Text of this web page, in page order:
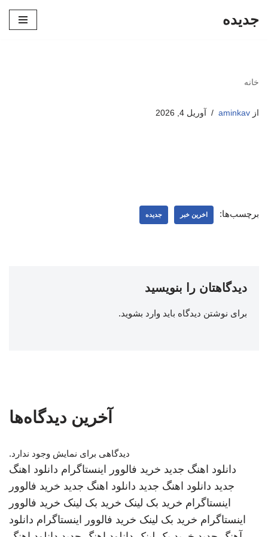
جدیده
خانه
از aminkav آوریل 4, 2026
برچسب‌ها: اخرین خبر جدیده
دیدگاهتان را بنویسید
برای نوشتن دیدگاه باید وارد بشوید.
آخرین دیدگاه‌ها
دیدگاهی برای نمایش وجود ندارد.
دانلود اهنگ جدید خرید فالوور اینستاگرام دانلود اهنگ
جدید دانلود اهنگ جدید دانلود اهنگ جدید خرید فالوور
اینستاگرام خرید بک لینک خرید بک لینک خرید فالوور
اینستاگرام خرید بک لینک خرید فالوور اینستاگرام دانلود